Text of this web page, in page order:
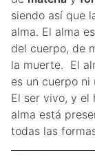
siendo así que
alma. El alma
del cuerpo, de
la muerte. El
es un cuerpo
El ser vivo, y el
alma está
todas las